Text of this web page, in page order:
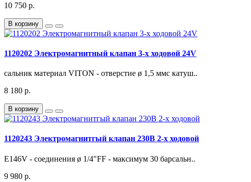
10 750 р.
В корзину
1120202 Электромагнитный клапан 3-х ходовой 24V
сальник материал VITON - отверстие ø 1,5 ммс катуш..
8 180 р.
В корзину
1120243 Электромагнитгый клапан 230В 2-х ходовой
E146V - соединения ø 1/4"FF - максимум 30 барсальн..
9 980 р.